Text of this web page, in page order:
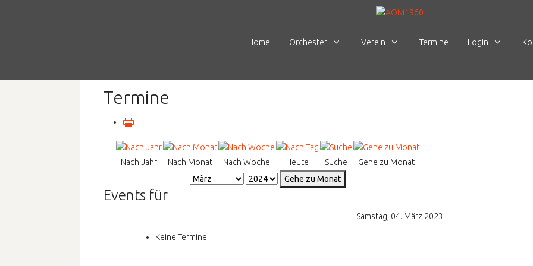
Home Orchester Verein Termine Login
Termine
Nach Jahr Nach Monat Nach Woche Heute Suche
Gehe zu Monat
Gehe zu Monat
Events für
Samstag, 04. März 2023
Keine Termine